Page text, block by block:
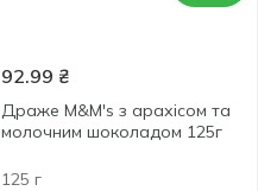
92.99 ₴
Драже M&M's з арахісом та
молочним шоколадом 125г
125 г